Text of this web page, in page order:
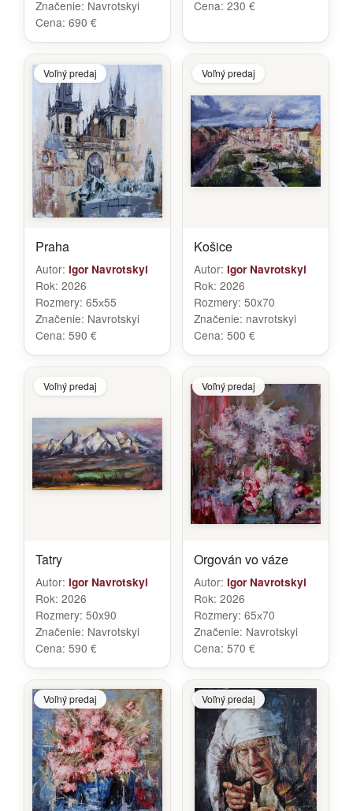
Značenie: Navrotskyi
Cena: 690 €
Cena: 230 €
Voľný predaj
Praha
Autor: Igor Navrotskyi
Rok: 2026
Rozmery: 65х55
Značenie: Navrotskyi
Cena: 590 €
Voľný predaj
Košice
Autor: Igor Navrotskyi
Rok: 2026
Rozmery: 50x70
Značenie: navrotskyi
Cena: 500 €
Voľný predaj
Tatry
Autor: Igor Navrotskyi
Rok: 2026
Rozmery: 50x90
Značenie: Navrotskyi
Cena: 590 €
Voľný predaj
Orgován vo váze
Autor: Igor Navrotskyi
Rok: 2026
Rozmery: 65х70
Značenie: Navrotskyi
Cena: 570 €
Voľný predaj Voľný predaj